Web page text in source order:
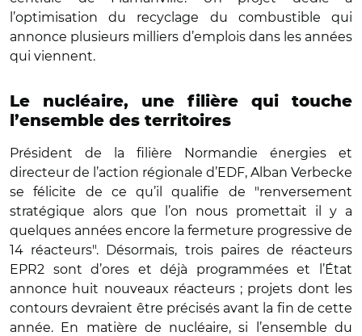
l’optimisation du recyclage du combustible qui
annonce plusieurs milliers d’emplois dans les années
qui viennent.
Le nucléaire, une filière qui touche
l’ensemble des territoires
Président de la filière Normandie énergies et
directeur de l’action régionale d’EDF, Alban Verbecke
se félicite de ce qu’il qualifie de "renversement
stratégique alors que l’on nous promettait il y a
quelques années encore la fermeture progressive de
14 réacteurs". Désormais, trois paires de réacteurs
EPR2 sont d’ores et déjà programmées et l’État
annonce huit nouveaux réacteurs ; projets dont les
contours devraient être précisés avant la fin de cette
année. En matière de nucléaire, si l’ensemble du